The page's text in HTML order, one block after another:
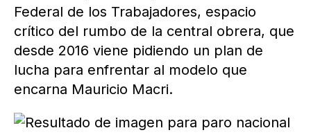
Federal de los Trabajadores, espacio
crítico del rumbo de la central obrera, que
desde 2016 viene pidiendo un plan de
lucha para enfrentar al modelo que
encarna Mauricio Macri.